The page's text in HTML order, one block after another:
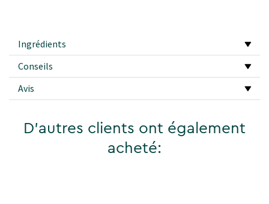
Ingrédients
Conseils
Avis
D'autres clients ont également
acheté: